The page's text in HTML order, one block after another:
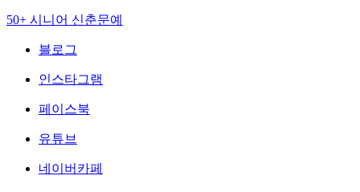
50+ 시니어 신춘문예
블로그
인스타그램
페이스북
유튜브
네이버카페